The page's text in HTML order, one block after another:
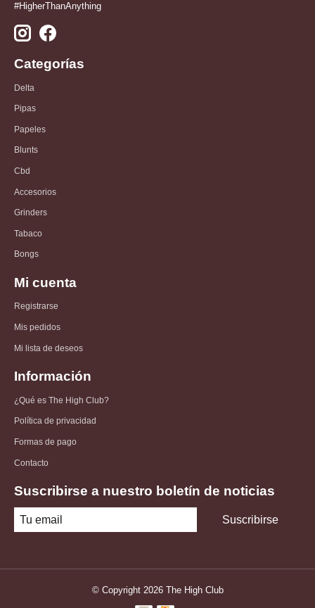
#HigherThanAnything
Categorías
Delta
Pipas
Papeles
Blunts
Cbd
Accesorios
Grinders
Tabaco
Bongs
Mi cuenta
Registrarse
Mis pedidos
Mi lista de deseos
Información
¿Qué es The High Club?
Política de privacidad
Formas de pago
Contacto
Suscribirse a nuestro boletín de noticias
Suscribirse
© Copyright 2026 The High Club